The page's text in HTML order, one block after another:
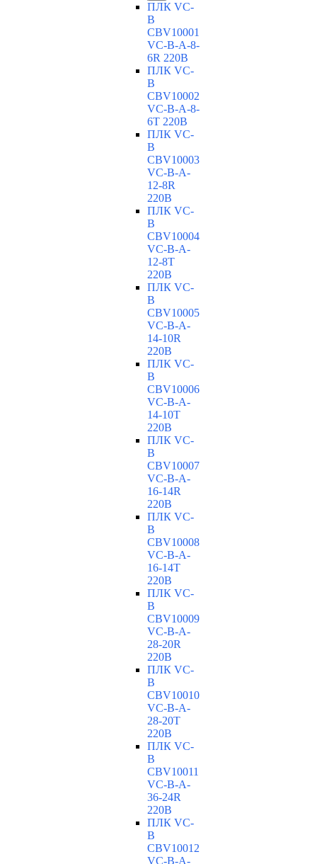
ПЛК VC-
B
CBV10001
VC-В-A-8-
6R 220В
ПЛК VC-
B
CBV10002
VC-В-A-8-
6T 220В
ПЛК VC-
B
CBV10003
VC-В-A-
12-8R
220В
ПЛК VC-
B
CBV10004
VC-В-A-
12-8T
220В
ПЛК VC-
B
CBV10005
VC-В-A-
14-10R
220В
ПЛК VC-
B
CBV10006
VC-В-A-
14-10T
220В
ПЛК VC-
B
CBV10007
VC-В-A-
16-14R
220В
ПЛК VC-
B
CBV10008
VC-В-A-
16-14T
220В
ПЛК VC-
B
CBV10009
VC-В-A-
28-20R
220В
ПЛК VC-
B
CBV10010
VC-В-A-
28-20T
220В
ПЛК VC-
B
CBV10011
VC-В-A-
36-24R
220В
ПЛК VC-
B
CBV10012
VC-В-A-